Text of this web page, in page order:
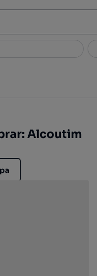
Alcoutim